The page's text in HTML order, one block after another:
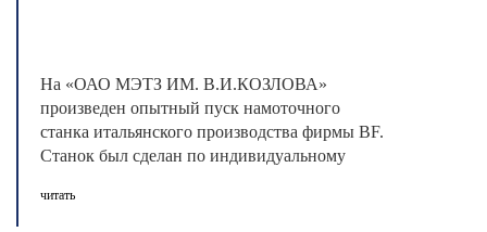
На «ОАО МЭТЗ ИМ. В.И.КОЗЛОВА»
произведен опытный пуск намоточного
станка итальянского производства фирмы BF.
Станок был сделан по индивидуальному
читать